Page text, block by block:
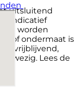
uitsluitend
indicatief
worden
of ondermaat is
vrijblijvend,
Lees de